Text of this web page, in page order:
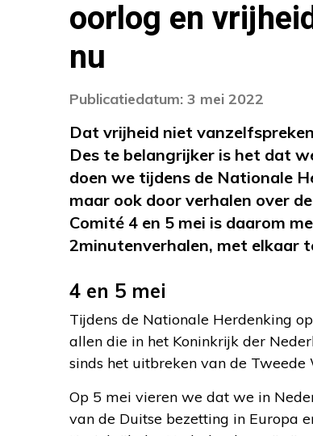
oorlog en
nu
Publicatiedatum: 3 mei 2022
Dat vrijheid niet
Des te belangrijker is het dat
doen we tijdens de Nationale
maar ook door verhalen over
Comité 4 en 5 mei is daarom
2minutenverhalen, met elkaar
4 en 5 mei
Tijdens de Nationale Herdenking
allen die in het Koninkrijk der
sinds het uitbreken van de
Op 5 mei vieren we dat we in
van de Duitse bezetting in Europa